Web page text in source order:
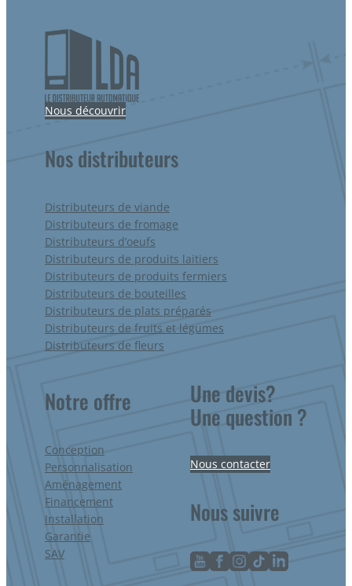
Nous découvrir
Nos distributeurs
Distributeurs de viande
Distributeurs de fromage
Distributeurs d’oeufs
Distributeurs de produits laitiers
Distributeurs de produits fermiers
Distributeurs de bouteilles
Distributeurs de plats préparés
Distributeurs de fruits et légumes
Distributeurs de fleurs
Notre offre
Conception
Personnalisation
Aménagement
Financement
Installation
Garantie
SAV
Une devis?
Une question ?
Nous contacter
Nous suivre